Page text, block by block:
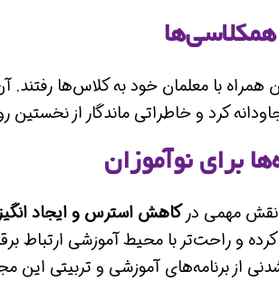
همراه با معلمان خود به کلاس‌ها
کرد و خاطراتی ماندگار از
برای نوآموزان
نقش مهمی درکاهش استرس و ایجاد
و راحت‌تر با محیط آموزشی ارتباط
از برنامه‌های آموزشی و تربیتی این